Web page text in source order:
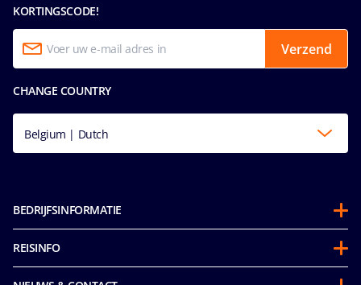
KORTINGSCODE!
Verzend
CHANGE COUNTRY
Belgium | Dutch
BEDRIJFSINFORMATIE
Over ons
Samenwerkingen
REISINFO
Stay and Cruise